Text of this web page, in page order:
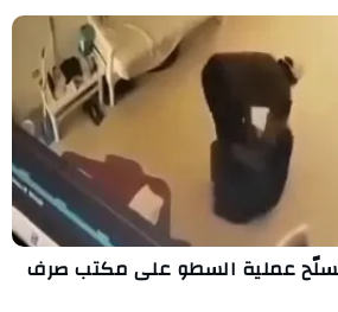
مسلّح عملية السطو على مكتب صرف